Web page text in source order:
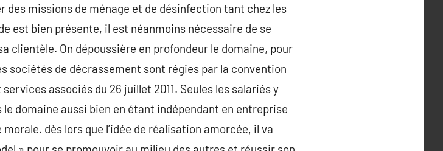
des missions de ménage et de désinfection tant chez les
est bien présente, il est néanmoins nécessaire de se
clientèle. On dépoussière en profondeur le domaine, pour
sociétés de décrassement sont régies par la convention
associés du 26 juillet 2011. Seules les salariés y
domaine aussi bien en étant indépendant en entreprise
dès lors que l’idée de réalisation amorcée, il va